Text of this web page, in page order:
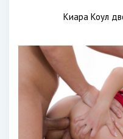
Киара Коул